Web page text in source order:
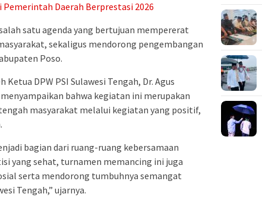
Pemerintah Daerah Berprestasi 2026
satu agenda yang bertujuan mempererat
sekaligus mendorong pengembangan
Poso.
DPW PSI Sulawesi Tengah, Dr. Agus
bahwa kegiatan ini merupakan
masyarakat melalui kegiatan yang positif,
bagian dari ruang-ruang kebersamaan
yang sehat, turnamen memancing ini juga
serta mendorong tumbuhnya semangat
Tengah,” ujarnya.